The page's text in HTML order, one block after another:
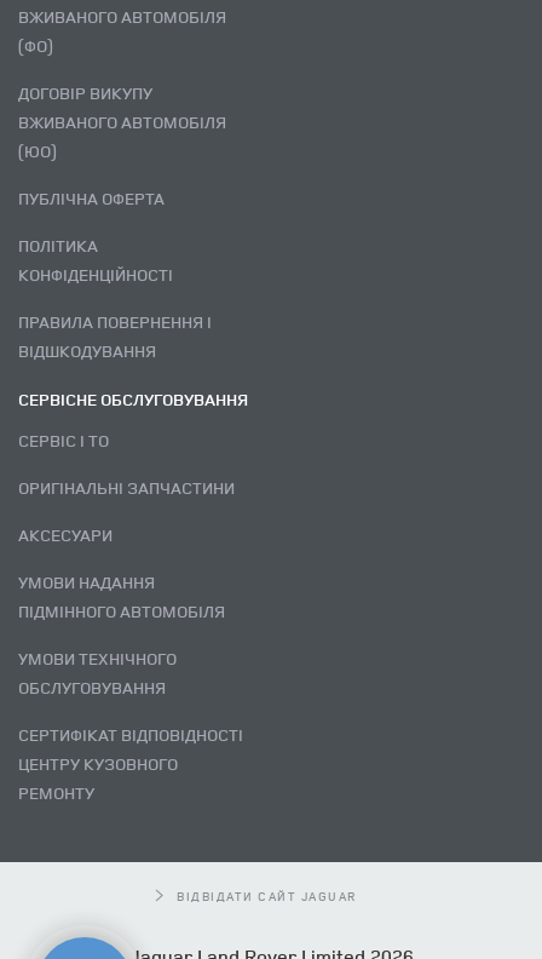
ВЖИВАНОГО АВТОМОБІЛЯ
(ФО)
ДОГОВІР ВИКУПУ
ВЖИВАНОГО АВТОМОБІЛЯ
(ЮО)
ПУБЛІЧНА ОФЕРТА
ПОЛІТИКА
КОНФІДЕНЦІЙНОСТІ
ПРАВИЛА ПОВЕРНЕННЯ І
ВІДШКОДУВАННЯ
СЕРВІСНЕ ОБСЛУГОВУВАННЯ
СЕРВІС І ТО
ОРИГІНАЛЬНІ ЗАПЧАСТИНИ
АКСЕСУАРИ
УМОВИ НАДАННЯ
ПІДМІННОГО АВТОМОБІЛЯ
УМОВИ ТЕХНІЧНОГО
ОБСЛУГОВУВАННЯ
СЕРТИФІКАТ ВІДПОВІДНОСТІ
ЦЕНТРУ КУЗОВНОГО
РЕМОНТУ
ВІДВІДАТИ САЙТ JAGUAR